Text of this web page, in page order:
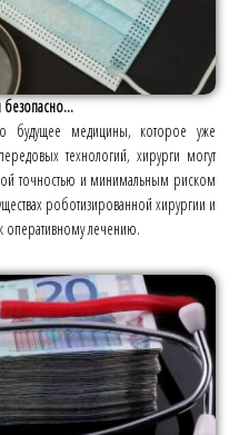
безопасно...
будущее медицины, которое уже
технологий, хирурги могут
точностью и минимальным риском
роботизированной хирургии и
оперативному лечению.